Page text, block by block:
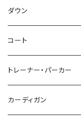
～44/S
46/M
48/L
50/XL～
ダウン
～44/S
46/M
48/L
コート
～44/S
46/M
トレーナー・パーカー
～44/S
カーディガン